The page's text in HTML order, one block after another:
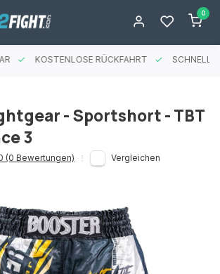
0
KOSTENLOSE RÜCKFAHRT SCHNELLE
- Sportshort - TBT
3
(0 Bewertungen) Vergleichen